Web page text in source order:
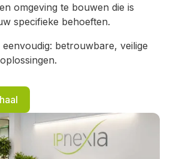
omgeving te bouwen die is
specifieke behoeften.
betrouwbare, veilige